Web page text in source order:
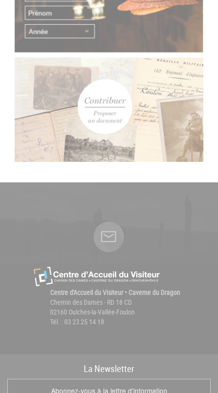
Centre d'Accueil du Visiteur • Caverne du Dragon
Chemin des Dames - RD 18 CD
02160 Oulches-la-Vallée-Foulon
Tél. : 03 23 25 14 18
La Newsletter
Abonnez-vous à la lettre d'information